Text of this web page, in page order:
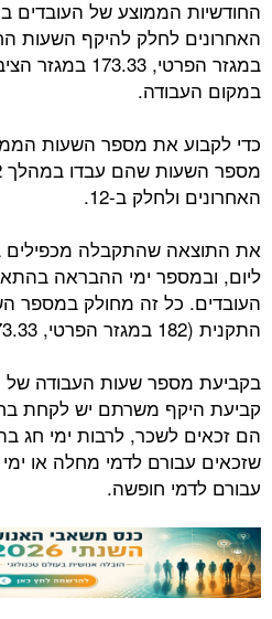
במגזר הפרטי,
במקום העבודה.
כדי לקבוע את מספר השעות
האחרונים ולחלק ב-12.
את התוצאה שהתקבלה מכפילים
ליום, ובמספר ימי ההבראה
העובדים. כל זה מחולק במספר
התקנית (182 במגזר הפרטי, 173.33 במגזר הציבורי).
בקביעת מספר שעות העבודה של
קביעת היקף משרתם יש לקחת
הם זכאים לשכר, לרבות ימי חג
שזכאים עבורם לדמי מחלה או
עבורם לדמי חופשה.